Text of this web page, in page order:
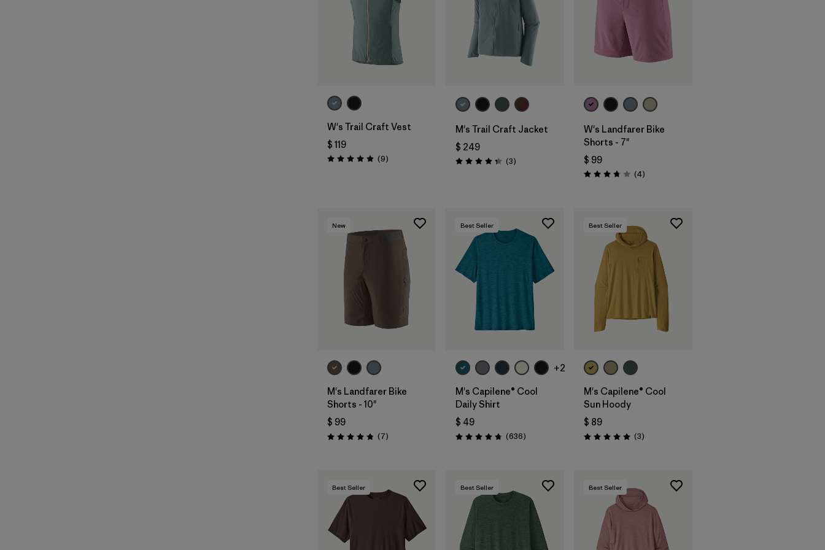
W's Trail Craft Vest
$ 119
Valoración: 4.9 / 5
(9Comentarios
)
M's Trail Craft Jacket
$ 249
Valoración: 4.3 / 5
(3Comentarios
)
W's Landfarer Bike
Shorts - 7"
$ 99
Valoración: 3.8 / 5
(4Comentarios
)
New
M's Landfarer Bike
Shorts - 10"
$ 99
Valoración: 4.9 / 5
(7Comentarios
)
Best Seller
+2
M's Capilene® Cool
Daily Shirt
$ 49
Valoración: 4.7 / 5
(636Comentarios
)
Best Seller
M's Capilene® Cool
Sun Hoody
$ 89
Valoración: 5.0 / 5
(3Comentarios
)
Best Seller Best Seller Best Seller